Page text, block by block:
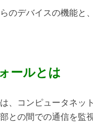
のデバイスの機能と
ールとは
は、コンピュータネッ
との間での通信を監